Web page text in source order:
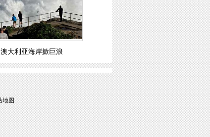
澳大利亚海岸掀巨浪
地图